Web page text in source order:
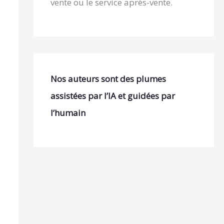
vente ou le service après-vente.
Nos auteurs sont des plumes
assistées par l’IA et guidées par
l’humain